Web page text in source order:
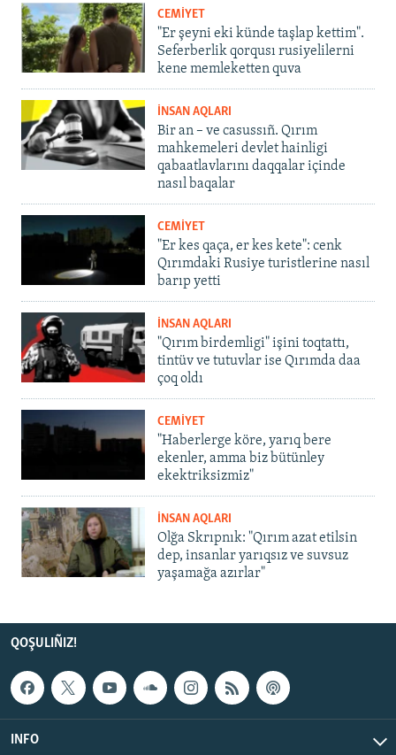
CEMİYET
"Er şeyni eki künde taşlap kettim".
Seferberlik qorqusı rusiyelilerni
kene memleketten quva
İNSAN AQLARI
Bir an – ve casussıñ. Qırım
mahkemeleri devlet hainligi
qabaatlavlarını daqqalar içinde
nasıl baqalar
CEMİYET
"Er kes qaça, er kes kete": cenk
Qırımdaki Rusiye turistlerine nasıl
barıp yetti
İNSAN AQLARI
"Qırım birdemligi" işini toqtattı,
tintüv ve tutuvlar ise Qırımda daa
çoq oldı
CEMİYET
"Haberlerge köre, yarıq bere
ekenler, amma biz bütünley
ekektriksizmiz"
İNSAN AQLARI
Olğa Skrıpnık: "Qırım azat etilsin
dep, insanlar yarıqsız ve suvsuz
yaşamağa azırlar"
QOŞULIÑIZ!
INFO